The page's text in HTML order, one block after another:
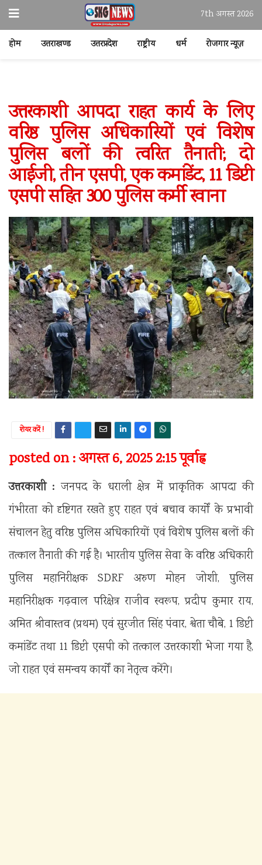
7th अगस्त 2026
होम उत्तराखण्ड उत्तरप्रदेश राष्ट्रीय धर्म रोजगार न्यूज़
उत्तरकाशी आपदा राहत कार्य के लिए
वरिष्ठ पुलिस अधिकारियों एवं विशेष
पुलिस बलों की त्वरित तैनाती; दो
आईजी, तीन एसपी, एक कमांडेंट, 11 डिप्टी
एसपी सहित 300 पुलिस कर्मी रवाना
शेयर करें !
posted on : अगस्त 6, 2025 2:15 पूर्वाह्न
उत्तरकाशी : जनपद के धराली क्षेत्र में प्राकृतिक आपदा की
गंभीरता को दृष्टिगत रखते हुए राहत एवं बचाव कार्यों के प्रभावी
संचालन हेतु वरिष्ठ पुलिस अधिकारियों एवं विशेष पुलिस बलों की
तत्काल तैनाती की गई है। भारतीय पुलिस सेवा के वरिष्ठ अधिकारी
पुलिस महानिरीक्षक SDRF अरुण मोहन जोशी, पुलिस
महानिरीक्षक गढ़वाल परिक्षेत्र राजीव स्वरूप, प्रदीप कुमार राय,
अमित श्रीवास्तव (प्रथम) एवं सुरजीत सिंह पंवार, श्वेता चौबे, 1 डिप्टी
कमांडेंट तथा 11 डिप्टी एसपी को तत्काल उत्तरकाशी भेजा गया है,
जो राहत एवं समन्वय कार्यों का नेतृत्व करेंगे।